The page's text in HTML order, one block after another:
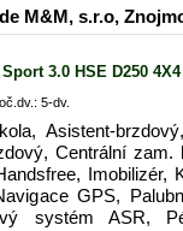
M&M, s.r.o,
3.0 HSE D250
5-dv.
Asistent-
Centrální
Imobilizér,
GPS,
systém ASR,